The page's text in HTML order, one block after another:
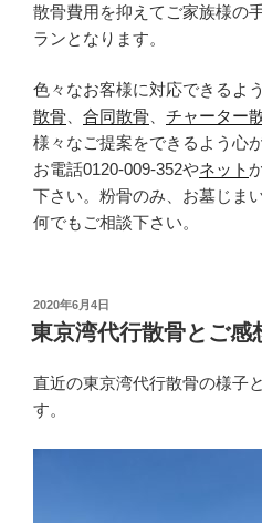
散骨費用を抑えてご家族様の
ランとなります。
色々なお客様に対応できるよ
散骨
合同散骨 チャーター
様々なご提案をできるよう心
お電話0120-009-352やネット
下さい。粉骨のみ、お墓じま
何でもご相談下さい。
投
稿
日:
2020年6月4日
東京湾代行散骨とご感
直近の東京湾代行散骨の様子
す。